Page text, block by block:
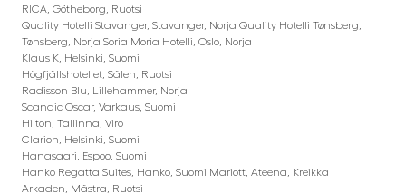
RICA, Götheborg, Ruotsi
Quality Hotelli Stavanger, Stavanger, Norja Quality Hotelli Tønsberg,
Tønsberg, Norja Soria Moria Hotelli, Oslo, Norja
Klaus K, Helsinki, Suomi
Högfjällshotellet, Sälen, Ruotsi
Radisson Blu, Lillehammer, Norja
Scandic Oscar, Varkaus, Suomi
Hilton, Tallinna, Viro
Clarion, Helsinki, Suomi
Hanasaari, Espoo, Suomi
Hanko Regatta Suites, Hanko, Suomi Mariott, Ateena, Kreikka
Arkaden, Mästra, Ruotsi